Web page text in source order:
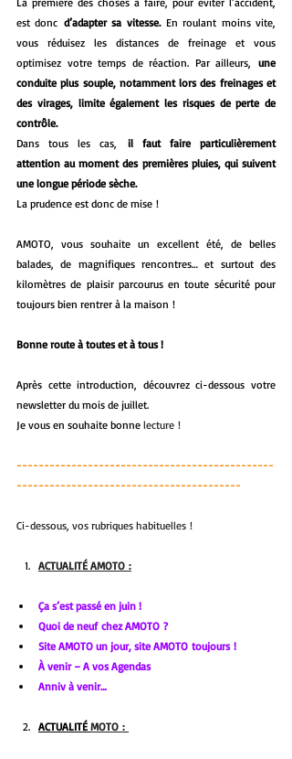
est donc d’adapter sa vitesse. En roulant moins vite,
vous réduisez les distances de freinage et vous
optimisez votre temps de réaction. Par ailleurs, une
conduite plus souple, notamment lors des freinages et
des virages, limite également les risques de perte de
contrôle.
Dans tous les cas, il faut faire particulièrement
attention au moment des premières pluies, qui suivent
une longue période sèche.
La prudence est donc de mise !
AMOTO, vous souhaite un excellent été, de belles
balades, de magnifiques rencontres… et surtout des
kilomètres de plaisir parcourus en toute sécurité pour
toujours bien rentrer à la maison !
Bonne route à toutes et à tous !
Après cette introduction, découvrez ci-dessous votre
newsletter du mois de juillet.
Je vous en souhaite bonne lecture !
-----------------------------------------------
-----------------------------------------
Ci-dessous, vos rubriques habituelles !
ACTUALITÉ AMOTO :
Ça s’est passé en juin !
Quoi de neuf chez AMOTO ?
Site AMOTO un jour, site AMOTO toujours !
À venir – A vos Agendas
Anniv à venir…
ACTUALITÉ MOTO :